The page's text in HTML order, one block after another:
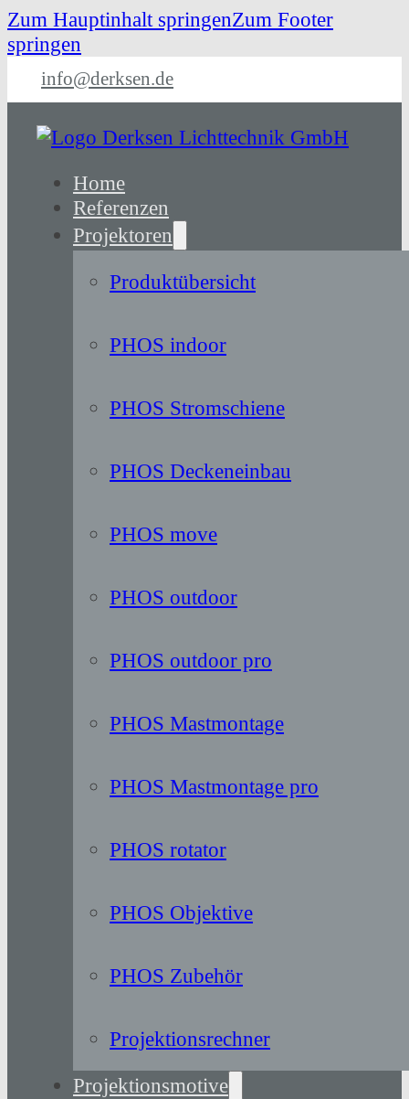
Zum Hauptinhalt springenZum Footer
springen
info@derksen.de
Home
Referenzen
Projektoren
Produktübersicht
PHOS indoor
PHOS Stromschiene
PHOS Deckeneinbau
PHOS move
PHOS outdoor
PHOS outdoor pro
PHOS Mastmontage
PHOS Mastmontage pro
PHOS rotator
PHOS Objektive
PHOS Zubehör
Projektionsrechner
Projektionsmotive